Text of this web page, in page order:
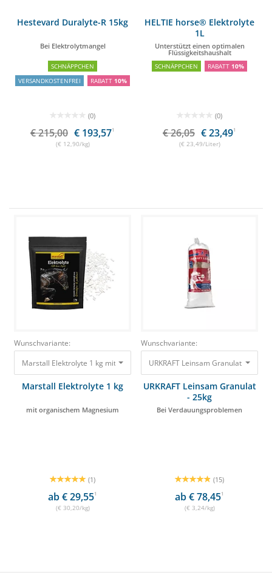
Hestevard Duralyte-R 15kg
Bei Elektrolytmangel
SCHNÄPPCHEN
VERSANDKOSTENFREI
RABATT 10%
(0)
€ 215,00 € 193,571
(€ 12,90/kg)
HELTIE horse® Elektrolyte
1L
Unterstützt einen optimalen
Flüssigkeitshaushalt
SCHNÄPPCHEN RABATT 10%
(0)
€ 26,05 € 23,491
(€ 23,49/Liter)
Wunschvariante:
Marstall Elektrolyte 1 kg mit organischem Magnesium 30,20 €
Marstall Elektrolyte 1 kg
mit organischem Magnesium
(1)
ab € 29,551
(€ 30,20/kg)
Wunschvariante:
URKRAFT Leinsam Granulat - 25kg
URKRAFT Leinsam Granulat
- 25kg
Bei Verdauungsproblemen
(15)
ab € 78,451
(€ 3,24/kg)